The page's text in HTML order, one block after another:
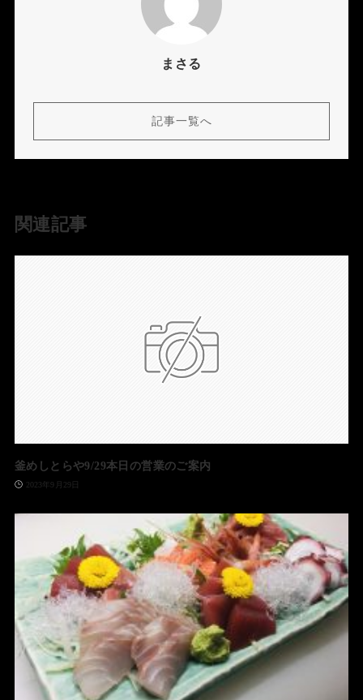
まさる
記事一覧へ
関連記事
釜めしとらや9/29本日の営業のご案内
2023年9月29日